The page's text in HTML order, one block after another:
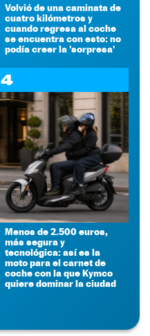
Volvió de una caminata de
cuatro kilómetros y
cuando regresa al coche
se encuentra con esto: no
podía creer la 'sorpresa'
4
Menos de 2.500 euros,
más segura y
tecnológica: así es la
moto para el carnet de
coche con la que Kymco
quiere dominar la ciudad